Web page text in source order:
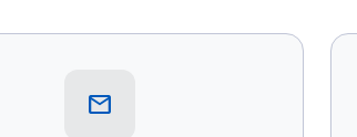
mail